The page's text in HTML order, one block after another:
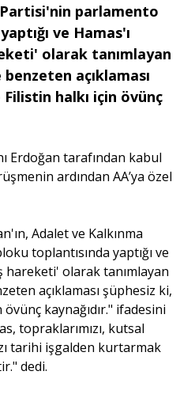
Söyleşi
Dizisi
Eğitim
Haber
Analiz
Sağlık
parlamento
ve Hamas'ı
olarak tanımlayan
açıklaması
halkı için övünç
Erdoğan tarafından kabul
ardından AA’ya özel
Adalet ve Kalkınma
toplantısında yaptığı ve
hareketi' olarak tanımlayan
açıklaması şüphesiz ki,
kaynağıdır." ifadesini
topraklarımızı, kutsal
tarihi işgalden kurtarmak
dedi.